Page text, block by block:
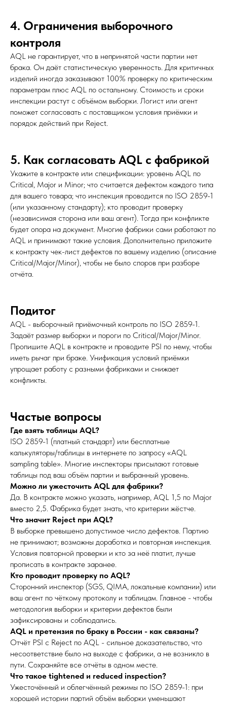
4. Ограничения выборочного
контроля
AQL не гарантирует, что в непринятой части партии нет
брака. Он даёт статистическую уверенность. Для критичных
изделий иногда заказывают 100% проверку по критическим
параметрам плюс AQL по остальному. Стоимость и сроки
инспекции растут с объёмом выборки. Логист или агент
поможет согласовать с поставщиком условия приёмки и
порядок действий при Reject.
5. Как согласовать AQL с фабрикой
Укажите в контракте или спецификации: уровень AQL по
Critical, Major и Minor; что считается дефектом каждого типа
для вашего товара; что инспекция проводится по ISO 2859-1
(или указанному стандарту); кто проводит проверку
(независимая сторона или ваш агент). Тогда при конфликте
будет опора на документ. Многие фабрики сами работают по
AQL и принимают такие условия. Дополнительно приложите
к контракту чек-лист дефектов по вашему изделию (описание
Critical/Major/Minor), чтобы не было споров при разборе
отчёта.
Подитог
AQL - выборочный приёмочный контроль по ISO 2859-1.
Задаёт размер выборки и пороги по Critical/Major/Minor.
Пропишите AQL в контракте и проводите PSI по нему, чтобы
иметь рычаг при браке. Унификация условий приёмки
упрощает работу с разными фабриками и снижает
конфликты.
Частые вопросы
Где взять таблицы AQL?
ISO 2859-1 (платный стандарт) или бесплатные
калькуляторы/таблицы в интернете по запросу «AQL
sampling table». Многие инспекторы присылают готовые
таблицы под ваш объём партии и выбранный уровень.
Можно ли ужесточить AQL для фабрики?
Да. В контракте можно указать, например, AQL 1,5 по Major
вместо 2,5. Фабрика будет знать, что критерии жёстче.
Что значит Reject при AQL?
В выборке превышено допустимое число дефектов. Партию
не принимают; возможны доработка и повторная инспекция.
Условия повторной проверки и кто за неё платит, лучше
прописать в контракте заранее.
Кто проводит проверку по AQL?
Сторонний инспектор (SGS, QIMA, локальные компании) или
ваш агент по чёткому протоколу и таблицам. Главное - чтобы
методология выборки и критерии дефектов были
зафиксированы и соблюдались.
AQL и претензия по браку в России - как связаны?
Отчёт PSI с Reject по AQL - сильное доказательство, что
несоответствие было на выходе с фабрики, а не возникло в
пути. Сохраняйте все отчёты в одном месте.
Что такое tightened и reduced inspection?
Ужесточённый и облегчённый режимы по ISO 2859-1: при
хорошей истории партий объём выборки уменьшают